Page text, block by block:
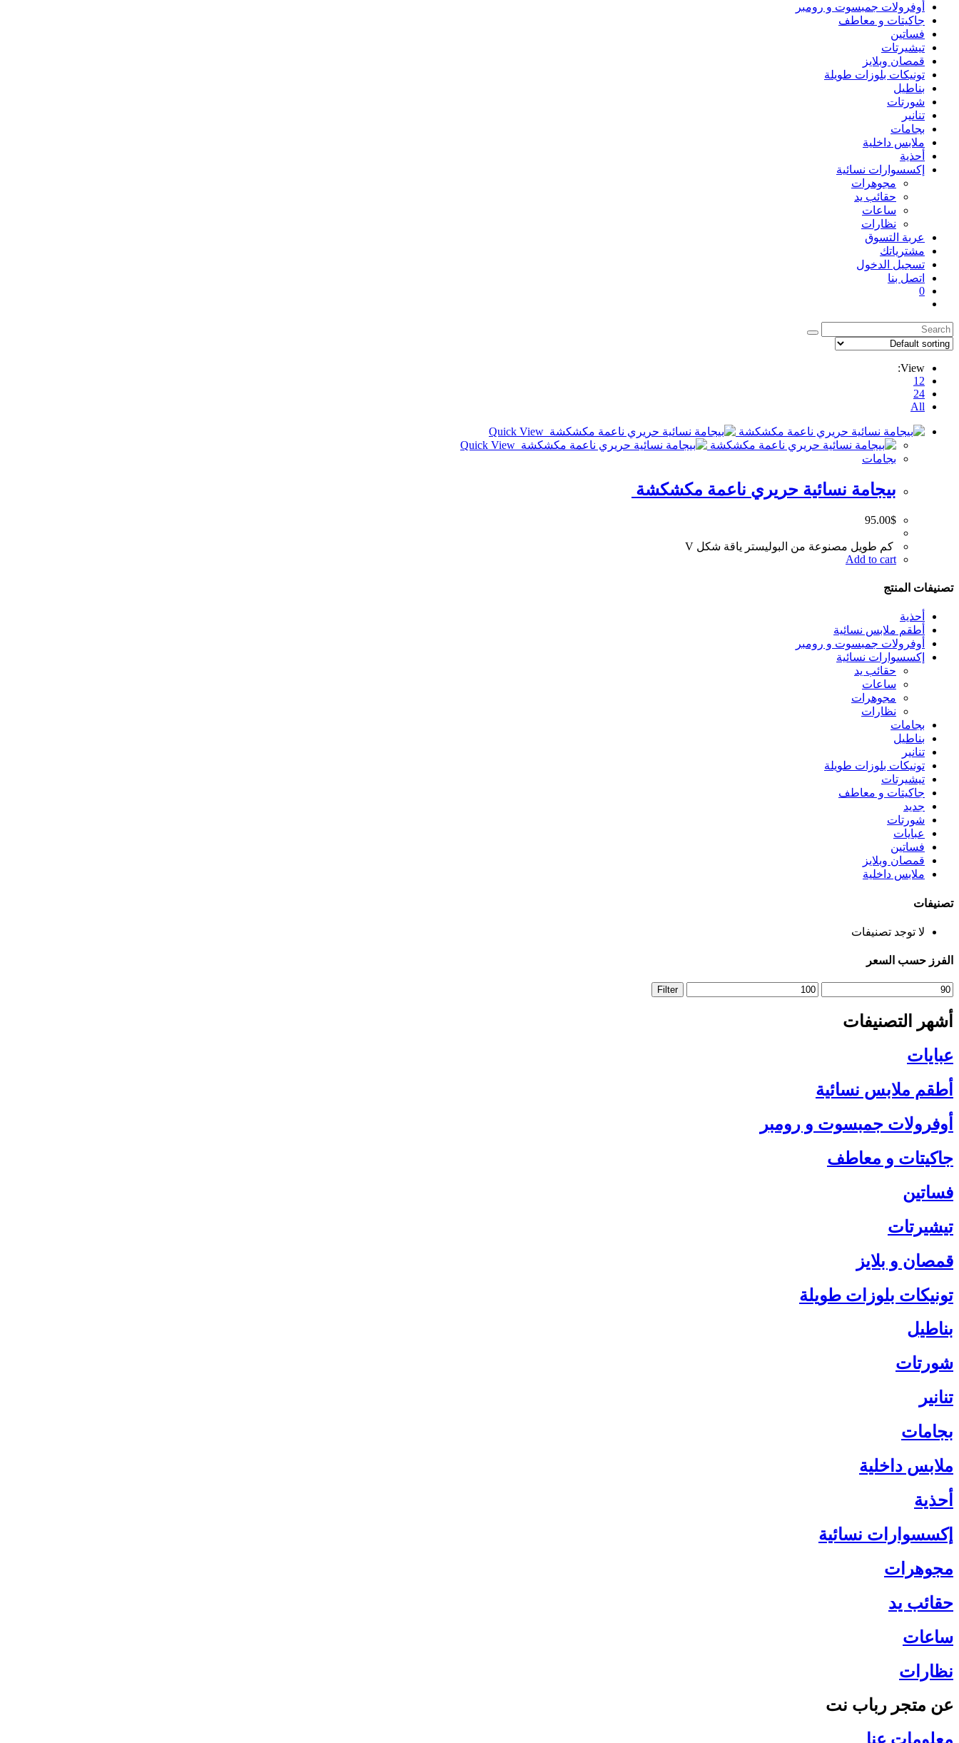
أوفرولات جمبسوت و رومبر
جاكيتات و معاطف
فساتين
تيشيرتات
قمصان وبلايز
تونيكات بلوزات طويلة
بناطيل
شورتات
تنانير
بجامات
ملابس داخلية
أحذية
إكسسوارات نسائية
مجوهرات
حقائب يد
ساعات
نظارات
عربة التسوق
مشترياتك
تسجيل الدخول
اتصل بنا
0
search
View:
12
24
All
بجامات
بيجامة نسائية حريري ناعمة مكشكشة
95.00$
كم طويل مصنوعة من البوليستر ياقة شكل V
Add to cart
تصنيفات المنتج
أحذية
أطقم ملابس نسائية
أوفرولات جمبسوت و رومبر
إكسسوارات نسائية
حقائب يد
ساعات
مجوهرات
نظارات
بجامات
بناطيل
تنانير
تونيكات بلوزات طويلة
تيشيرتات
جاكيتات و معاطف
جديد
شورتات
عبايات
فساتين
قمصان وبلايز
ملابس داخلية
تصنيفات
لا توجد تصنيفات
الفرز حسب السعر
Min
price
Max
price
Filter
أشهر التصنيفات
عبايات
أطقم ملابس نسائية
أوفرولات جمبسوت و رومبر
جاكيتات و معاطف
فساتين
تيشيرتات
قمصان و بلايز
تونيكات بلوزات طويلة
بناطيل
شورتات
تنانير
بجامات
ملابس داخلية
أحذية
إكسسوارات نسائية
مجوهرات
حقائب يد
ساعات
نظارات
عن متجر رباب نت